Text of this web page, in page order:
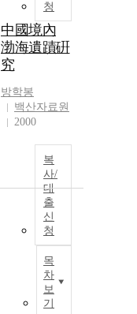
청
中國境內
渤海遺蹟硏
究
방학봉
백산자료원
2000
복
사/
대
출
신
청
목
차
보
기